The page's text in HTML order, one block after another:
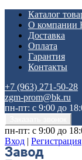
Каталог
О компании
Доставка
Оплата
Гарантия
Контакты
+7 (963) 271-50-28
zgm-prom@bk.ru
пн-пт: с 9:00 до
пн-пт: с 9:00 до
Вход | Регистрация